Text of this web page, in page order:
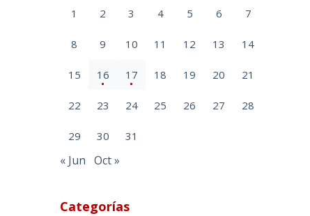
1 2 3 4 5 6 7
8 9 10 11 12 13 14
15 16 17 18 19 20 21
22 23 24 25 26 27 28
29 30 31
« Jun Oct »
Categorías